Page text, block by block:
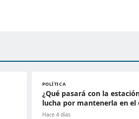
POLÍTICA
¿Qué pasará con la
lucha por mantenerla en el
Hace 4 días